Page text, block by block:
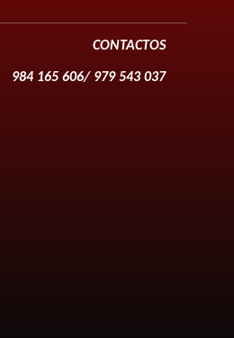
CONTACTOS
984 165 606/ 979 543 037